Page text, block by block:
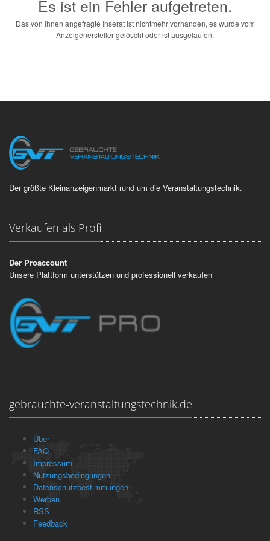
Es ist ein Fehler aufgetreten.
Das von Ihnen angefragte Inserat ist nichtmehr vorhanden, es wurde vom
Anzeigenersteller gelöscht oder ist ausgelaufen.
Der größte Kleinanzeigenmarkt rund um die Veranstaltungstechnik.
Verkaufen als Profi
Der Proaccount
Unsere Plattform unterstützen und professionell verkaufen
gebrauchte-veranstaltungstechnik.de
Über
FAQ
Impressum
Nutzungsbedingungen
Datenschutzbestimmungen
Werben
RSS
Feedback